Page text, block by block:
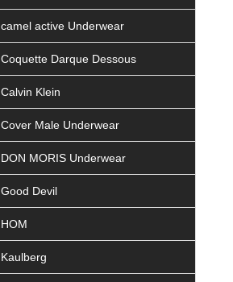
camel active Underwear
Coquette Darque Dessous
Calvin Klein
Cover Male Underwear
DON MORIS Underwear
Good Devil
HOM
Kaulberg